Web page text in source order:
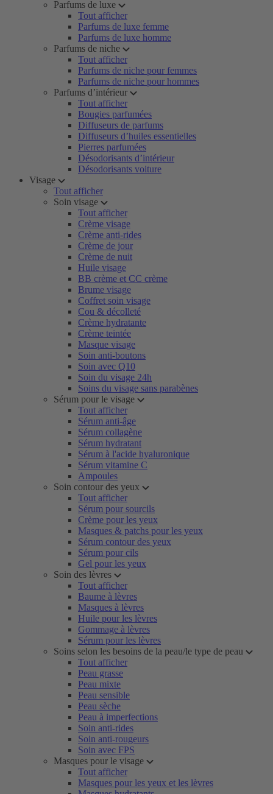
Parfums de luxe
Tout afficher
Parfums de luxe femme
Parfums de luxe homme
Parfums de niche
Tout afficher
Parfums de niche pour femmes
Parfums de niche pour hommes
Parfums d’intérieur
Tout afficher
Bougies parfumées
Diffuseurs de parfums
Diffuseurs d’huiles essentielles
Pierres parfumées
Désodorisants d’intérieur
Désodorisants voiture
Visage
Tout afficher
Soin visage
Tout afficher
Crème visage
Crème anti-rides
Crème de jour
Crème de nuit
Huile visage
BB crème et CC crème
Brume visage
Coffret soin visage
Cou & décolleté
Crème hydratante
Crème teintée
Masque visage
Soin anti-boutons
Soin avec Q10
Soin du visage 24h
Soins du visage sans parabènes
Sérum pour le visage
Tout afficher
Sérum anti-âge
Sérum collagène
Sérum hydratant
Sérum à l'acide hyaluronique
Sérum vitamine C
Ampoules
Soin contour des yeux
Tout afficher
Sérum pour sourcils
Crème pour les yeux
Masques & patchs pour les yeux
Sérum contour des yeux
Sérum pour cils
Gel pour les yeux
Soin des lèvres
Tout afficher
Baume à lèvres
Masques à lèvres
Huile pour les lèvres
Gommage à lèvres
Sérum pour les lèvres
Soins selon les besoins de la peau/le type de peau
Tout afficher
Peau grasse
Peau mixte
Peau sensible
Peau sèche
Peau à imperfections
Soin anti-rides
Soin anti-rougeurs
Soin avec FPS
Masques pour le visage
Tout afficher
Masques pour les yeux et les lèvres